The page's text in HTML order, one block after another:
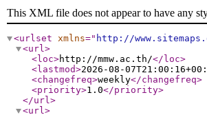
This XML file does not appear to have any
<urlset xmlns=" http://
<url>
<loc>http://mmw.ac.th/</loc>
<lastmod>2026-08-
<changefreq>weekly</changefreq>
<priority>1.0</priority>
</url>
<url>